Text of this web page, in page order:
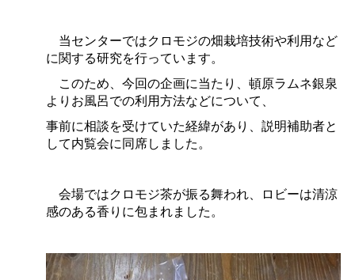
当センターではクロモジの畑栽培技術や利用など
に関する研究を行っています。
このため、今回の企画に当たり、頓原ラムネ銀泉
よりお風呂での利用方法などについて、
事前に相談を受けていた経緯があり、説明補助者と
して内覧会に同席しました。
会場ではクロモジ茶が振る舞われ、ロビーは清涼
感のある香りに包まれました。